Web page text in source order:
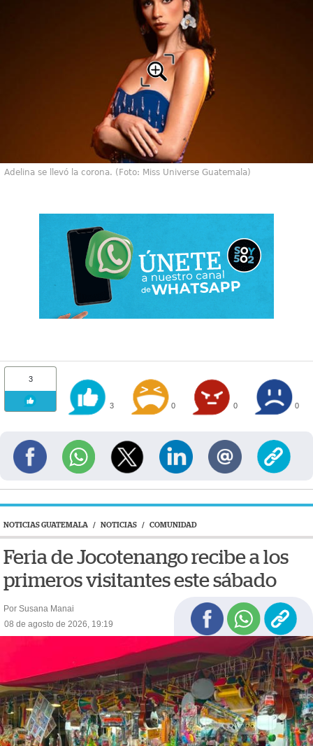
Adelina se llevó la corona. (Foto: Miss Universe Guatemala)
3
3 0 0 0
NOTICIAS GUATEMALA / NOTICIAS / COMUNIDAD
Feria de Jocotenango recibe a los
primeros visitantes este sábado
Por Susana Manai
08 de agosto de 2026, 19:19